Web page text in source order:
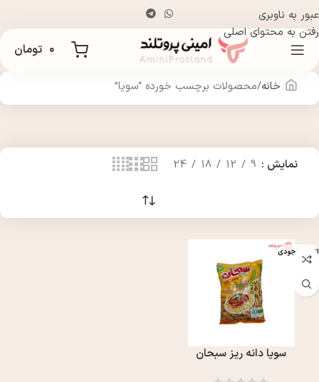
عبور به ناوبری
رفتن به محتوای اصلی
۰ تومان
خانه محصولات برچسب خورده “سویا”
نمایش 9
12
18
24
اتمام موجودی
سویا دانه ریز سبحان